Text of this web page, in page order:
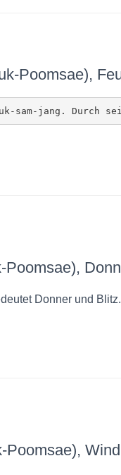
Poomsae),
sam-jang. Durch
Poomsae),
Donner und
Poomsae), Wind